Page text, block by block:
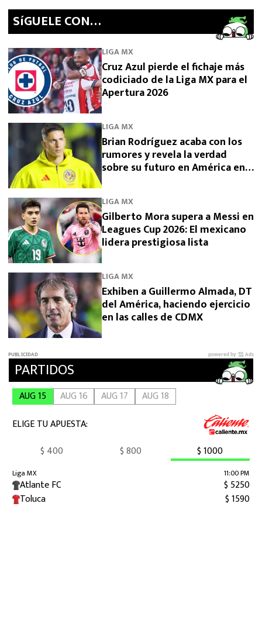
SíGUELE CON…
LIGA MX
Cruz Azul pierde el fichaje más
codiciado de la Liga MX para el
Apertura 2026
LIGA MX
Brian Rodríguez acaba con los
rumores y revela la verdad
sobre su futuro en América en
LIGA MX
Gilberto Mora supera a Messi en
Leagues Cup 2026: El mexicano
lidera prestigiosa lista
LIGA MX
Exhiben a Guillermo Almada, DT
del América, haciendo ejercicio
en las calles de CDMX